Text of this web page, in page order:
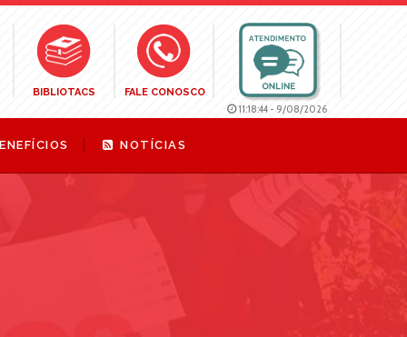
11:18:45 - 9/08/2026
BIBLIOTACS FALE CONOSCO
NOTÍCIAS